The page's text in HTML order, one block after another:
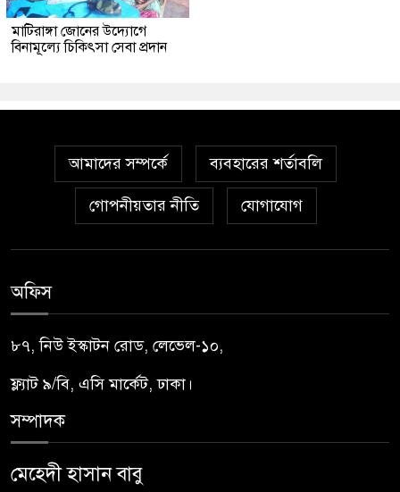
মাটিরাঙ্গা জোনের উদ্যোগে
বিনামূল্যে চিকিৎসা সেবা প্রদান
আমাদের সম্পর্কে ব্যবহারের শর্তাবলি
গোপনীয়তার নীতি যোগাযোগ
অফিস
৮৭, নিউ ইস্কাটন রোড, লেভেল-১০,
ফ্ল্যাট ৯/বি, এসি মার্কেট, ঢাকা।
সম্পাদক
মেহেদী হাসান বাবু